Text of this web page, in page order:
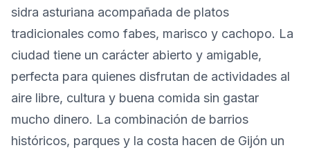
sidra asturiana acompañada de platos
tradicionales como fabes, marisco y cachopo. La
ciudad tiene un carácter abierto y amigable,
perfecta para quienes disfrutan de actividades al
aire libre, cultura y buena comida sin gastar
mucho dinero. La combinación de barrios
históricos, parques y la costa hacen de Gijón un